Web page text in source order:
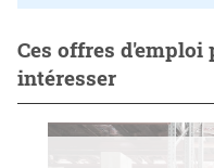
Ces offres
intéresser